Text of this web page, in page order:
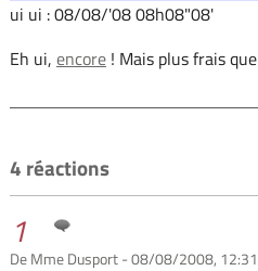
ui ui : 08/08/'08 08h08"08'
Eh ui, encore! Mais plus frais que
4 réactions
1
De Mme Dusport - 08/08/2008, 12:31